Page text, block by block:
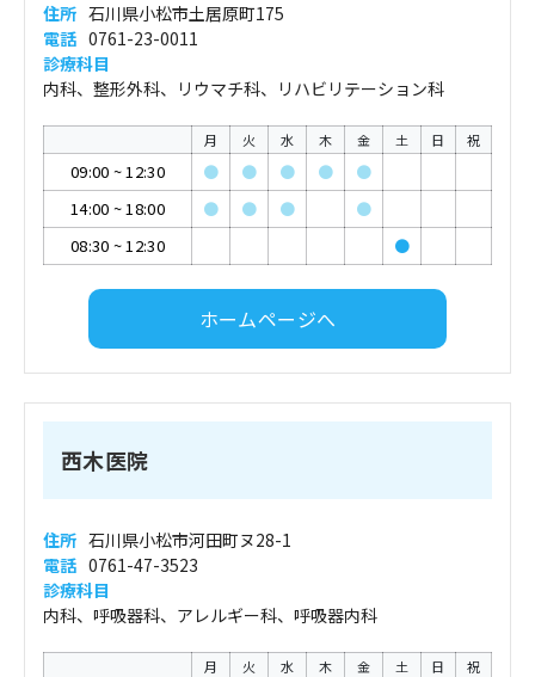
住所 石川県小松市土居原町175
電話 0761-23-0011
診療科目
内科、整形外科、リウマチ科、リハビリテーション科
月 火 水 木 金 土 日 祝
09:00 ~12:30 ● ● ● ●
●
14:00 ~18:00 ● ● ●
●
08:30 ~12:30 ●
ホームページへ
西木医院
住所 石川県小松市河田町ヌ28-1
電話 0761-47-3523
診療科目
内科、呼吸器科、アレルギー科、呼吸器内科
月 火 水 木 金 土 日 祝